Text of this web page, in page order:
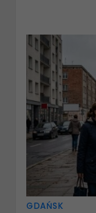
GDAŃSK